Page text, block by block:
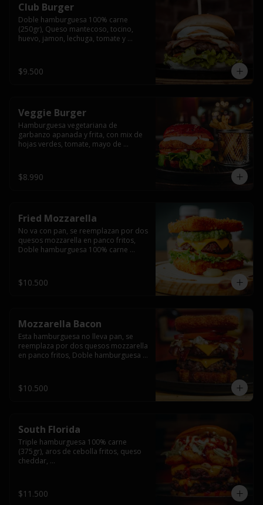
Club Burger
Doble hamburguesa 100% carne
(250gr), Queso mantecoso, tocino,
huevo, jamon, lechuga, tomate y
$9.500
Veggie Burger
Hamburguesa vegetariana de
garbanzo apanada y frita, con mix de
hojas verdes, tomate, mayo de
$8.990
Fried Mozzarella
No va con pan, se reemplazan por dos
quesos mozzarella en panco fritos,
Doble hamburguesa 100% carne
$10.500
Mozzarella Bacon
Esta hamburguesa no lleva pan, se
reemplaza por dos quesos mozzarella
en panco fritos, Doble hamburguesa
salsa BBQ acompañado de papas
fritas.
$10.500
South Florida
Triple hamburguesa 100% carne
(375gr), aros de cebolla fritos, queso
cheddar,
$11.500